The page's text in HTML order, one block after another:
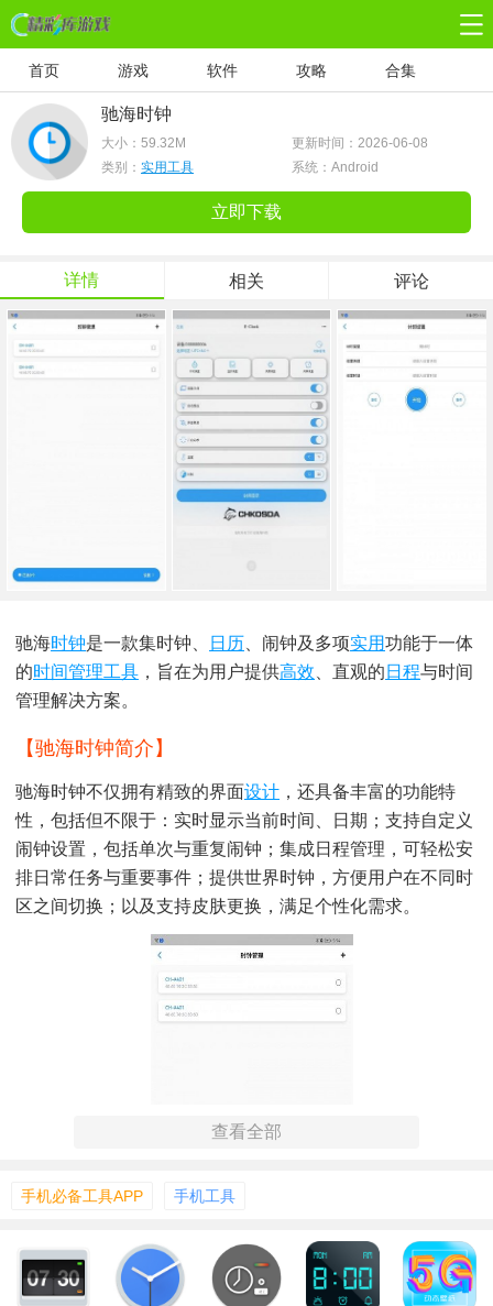
首页 游戏 软件 攻略 合集
驰海时钟
大小： 59.32M
更新时间：2026-06-08
类别： 实用工具 系统：Android
立即下载
详情 相关 评论
驰海时钟是一款集时钟、 日历 、闹钟及多项实用功能于一体
的时间管理工具 ，旨在为用户提供高效 、直观的 日程与时间
管理解决方案。
【驰海时钟简介】
驰海时钟不仅拥有精致的界面设计 ，还具备丰富的功能特
性，包括但不限于：实时显示当前时间、日期；支持自定义
闹钟设置，包括单次与重复闹钟；集成日程管理，可轻松安
排日常任务与重要事件；提供世界时钟，方便用户在不同时
区之间切换；以及支持皮肤更换，满足个性化需求。
查看全部
手机必备工具APP 手机工具